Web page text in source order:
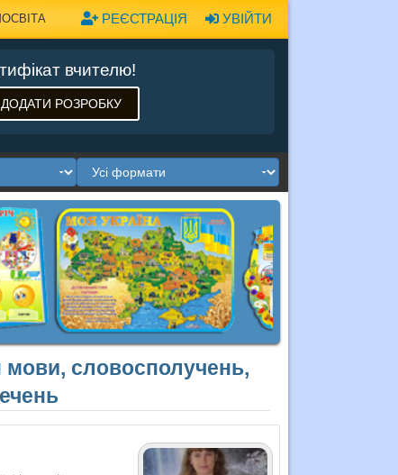
УВІЙТИ
РЕЄСТРАЦІЯ
вчителю!
ДОДАТИ РОЗРОБКУ
мови, словосполучень,